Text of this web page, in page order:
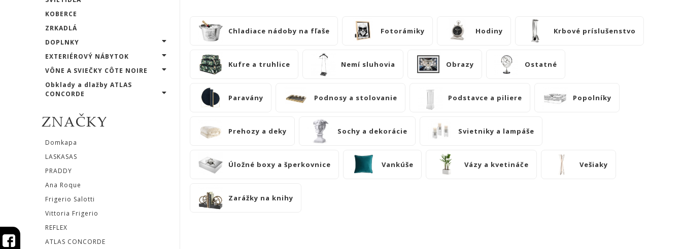
SKRINKY
KOMODY
MATRACE
KOBERCE
ZRKADLÁ
KOBERCE
ZRKADLÁ
DOPLNKY
EXTERIÉROVÝ NÁBYTOK
VÔNE A SVIEČKY CÔTE NOIRE
Obklady a dlažby ATLAS
CONCORDE
ZNAČKY
Domkapa
LASKASAS
PRADDY
Ana Roque
Frigerio Salotti
Vittoria Frigerio
REFLEX
ATLAS CONCORDE
Chladiace nádoby na fľaše Fotorámiky Hodiny Krbové príslušenstvo
Kufre a truhlice Nemí sluhovia Obrazy Ostatné
Paravány Podnosy a stolovanie Podstavce a piliere Popolníky
Prehozy a deky Sochy a dekorácie Svietniky a lampáše
Úložné boxy a šperkovnice Vankúše Vázy a kvetináče Vešiaky
Zarážky na knihy